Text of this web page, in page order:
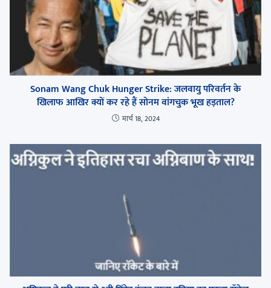
Sonam Wang Chuk Hunger Strike: जलवायु परिवर्तन के
खिलाफ आखिर क्यों कर रहे हैं सोनम वांगचुक भूख हड़ताल?
मार्च 18, 2024